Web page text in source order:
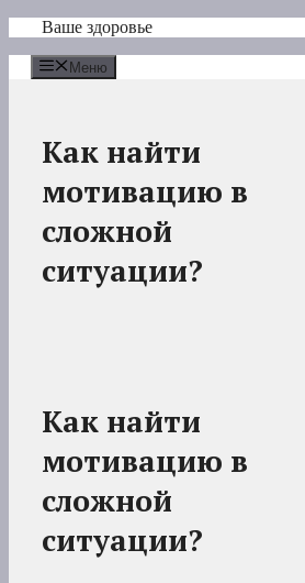
Перейти
содержимому
Ваше здоровье
Меню
Как найти
мотивацию в
сложной
ситуации?
Как найти
мотивацию в
сложной
ситуации?